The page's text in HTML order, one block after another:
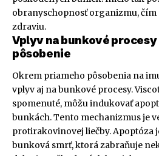
obranyschopnosť organizmu,
zdraviu.
Vplyv na bunkové
pôsobenie
Okrem priameho pôsobenia na
vplyv aj na bunkové procesy.
spomenuté, môžu indukovať
bunkách. Tento mechanizmus je
protirakovinovej liečby. Apoptóza
bunková smrť, ktorá zabraňuje